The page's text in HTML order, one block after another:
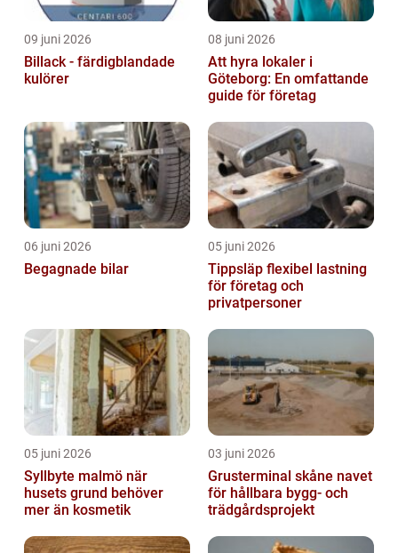
09 juni 2026
Billack - färdigblandade
kulörer
08 juni 2026
Att hyra lokaler i
Göteborg: En omfattande
guide för företag
06 juni 2026
Begagnade bilar
05 juni 2026
Tippsläp flexibel lastning
för företag och
privatpersoner
05 juni 2026
Syllbyte malmö när
husets grund behöver
mer än kosmetik
03 juni 2026
Grusterminal skåne navet
för hållbara bygg- och
trädgårdsprojekt